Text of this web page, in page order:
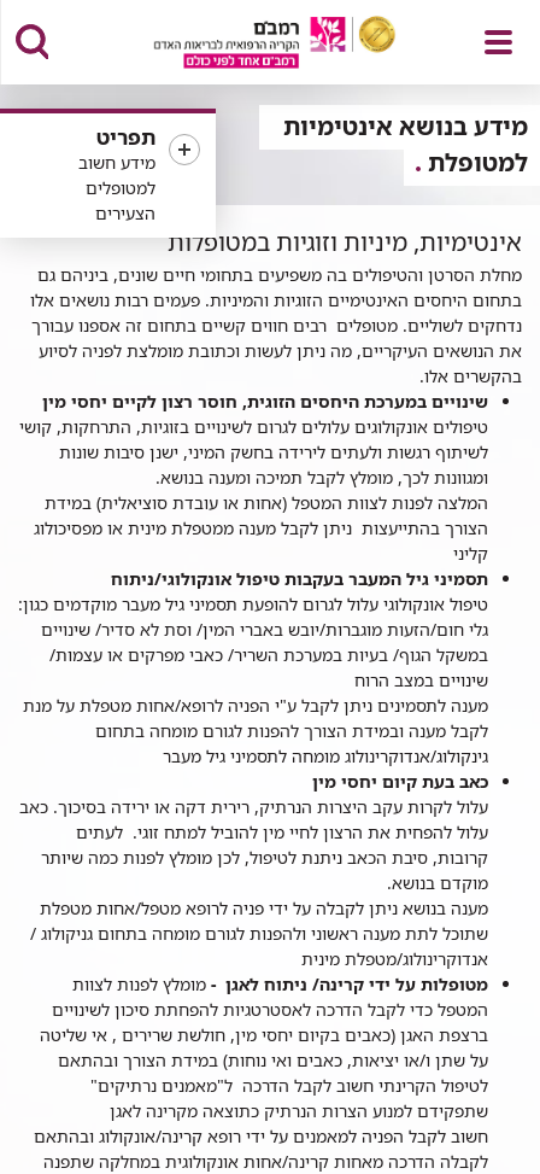
פתח
תפריט
תפריט
מידע חשוב
למטופלים
הצעירים
מידע בנושא אינטימיות
למטופלת
מידע
בנושא
אינטימיות
למטופלת
אינטימיות, מיניות וזוגיות במטופלות
מחלת הסרטן והטיפולים בה משפיעים בתחומי חיים שונים, ביניהם גם
בתחום היחסים האינטימיים הזוגיות והמיניות. פעמים רבות נושאים אלו
נדחקים לשוליים. מטופלים רבים חווים קשיים בתחום זה אספנו עבורך
את הנושאים העיקריים, מה ניתן לעשות וכתובת מומלצת לפניה לסיוע
בהקשרים אלו.
שינויים במערכת היחסים הזוגית, חוסר רצון לקיים יחסי מין
טיפולים אונקולוגים עלולים לגרום לשינויים בזוגיות, התרחקות, קושי
לשיתוף רגשות ולעתים לירידה בחשק המיני, ישנן סיבות שונות
ומגוונות לכך, מומלץ לקבל תמיכה ומענה בנושא.
המלצה לפנות לצוות המטפל (אחות או עובדת סוציאלית) במידת
הצורך בהתייעצות ניתן לקבל מענה ממטפלת מינית או מפסיכולוג
קליני
תסמיני גיל המעבר בעקבות טיפול אונקולוגי/ניתוח
טיפול אונקולוגי עלול לגרום להופעת תסמיני גיל מעבר מוקדמים כגון:
גלי חום/הזעות מוגברות/יובש באברי המין/ וסת לא סדיר/ שינויים
במשקל הגוף/ בעיות במערכת השריר/ כאבי מפרקים או עצמות/
שינויים במצב הרוח
מענה לתסמינים ניתן לקבל ע"י הפניה לרופא/אחות מטפלת על מנת
לקבל מענה ובמידת הצורך להפנות לגורם מומחה בתחום
גינקולוג/אנדוקרינולוג מומחה לתסמיני גיל מעבר
כאב בעת קיום יחסי מין
עלול לקרות עקב היצרות הנרתיק, רירית דקה או ירידה בסיכוך. כאב
עלול להפחית את הרצון לחיי מין להוביל למתח זוגי. לעתים
קרובות, סיבת הכאב ניתנת לטיפול, לכן מומלץ לפנות כמה שיותר
מוקדם בנושא.
מענה בנושא ניתן לקבלה על ידי פניה לרופא מטפל/אחות מטפלת
שתוכל לתת מענה ראשוני ולהפנות לגורם מומחה בתחום גניקולוג /
אנדוקרינולוג/מטפלת מינית
מטופלות על ידי קרינה/ ניתוח לאגן - מומלץ לפנות לצוות
המטפל כדי לקבל הדרכה לאסטרטגיות להפחתת סיכון לשינויים
ברצפת האגן (כאבים בקיום יחסי מין, חולשת שרירים , אי שליטה
על שתן ו/או יציאות, כאבים ואי נוחות) במידת הצורך ובהתאם
לטיפול הקרינתי חשוב לקבל הדרכה ל"מאמנים נרתיקים"
שתפקידם למנוע הצרות הנרתיק כתוצאה מקרינה לאגן
חשוב לקבל הפניה למאמנים על ידי רופא קרינה/אונקולוג ובהתאם
לקבלה הדרכה מאחות קרינה/אחות אונקולוגית במחלקה שתפנה